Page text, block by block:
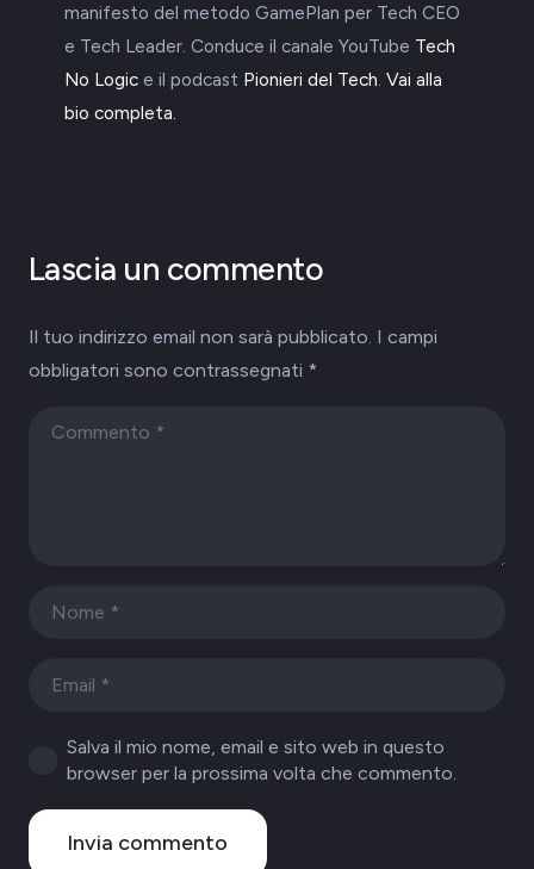
manifesto del metodo GamePlan per Tech CEO
e Tech Leader. Conduce il canale YouTube Tech
No Logic e il podcast Pionieri del Tech. Vai alla
bio completa.
Lascia un commento
Il tuo indirizzo email non sarà pubblicato. I campi
obbligatori sono contrassegnati *
Salva il mio nome, email e sito web in questo
browser per la prossima volta che commento.
Invia commento